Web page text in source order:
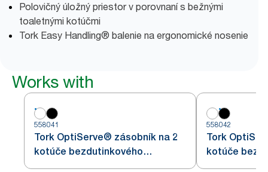
Polovičný úložný priestor v porovnaní s bežnými
toaletnými kotúčmi
Tork Easy Handling® balenie na ergonomické nosenie
Works with
558041
Tork OptiServe® zásobník na 2
kotúče bezdutinkového
toaletného papiera
558042
Tork
kotúče
toaletného